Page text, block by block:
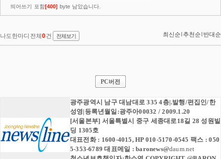
PC버전
광주광역시 남구 대남대로 335 4층|.발행/편집인/한
성영|등록년월일:광주아00032 / 2009.1.20
[서울본부] 서울특별시 중구 세종대로18길 28 성원빌
딩 1305호
대표전화 : 1600-4015, HP 010-5170-0545 팩스 : 050
5-353-6789 대표메일 :baronews@daum.net